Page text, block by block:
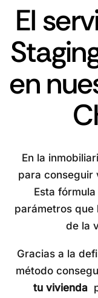
El
en
En la
para conseguir
Esta
parámetros
de la
Gracias a la
método
tu vivienda